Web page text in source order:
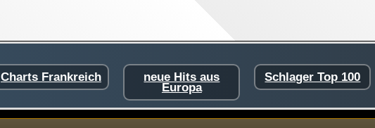
Charts Frankreich neue Hits aus
Europa
Schlager Top 100